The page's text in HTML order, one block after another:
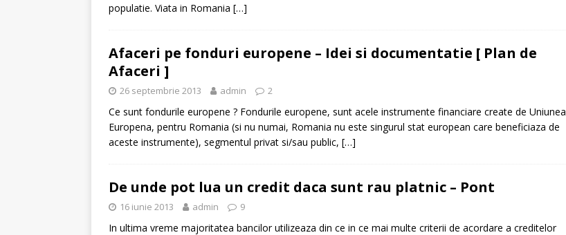
populatie. Viata in Romania […]
Afaceri pe fonduri europene – Idei si documentatie [ Plan de
Afaceri ]
26 septembrie 2013 admin 2
Ce sunt fondurile europene ? Fondurile europene, sunt acele instrumente financiare create de Uniunea
Europena, pentru Romania (si nu numai, Romania nu este singurul stat european care beneficiaza de
aceste instrumente), segmentul privat si/sau public, […]
De unde pot lua un credit daca sunt rau platnic – Pont
16 iunie 2013 admin 9
In ultima vreme majoritatea bancilor utilizeaza din ce in ce mai multe criterii de acordare a creditelor